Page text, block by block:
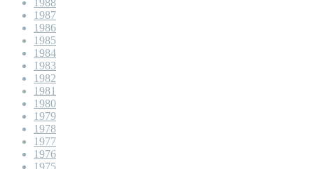
1988
1987
1986
1985
1984
1983
1982
1981
1980
1979
1978
1977
1976
1975